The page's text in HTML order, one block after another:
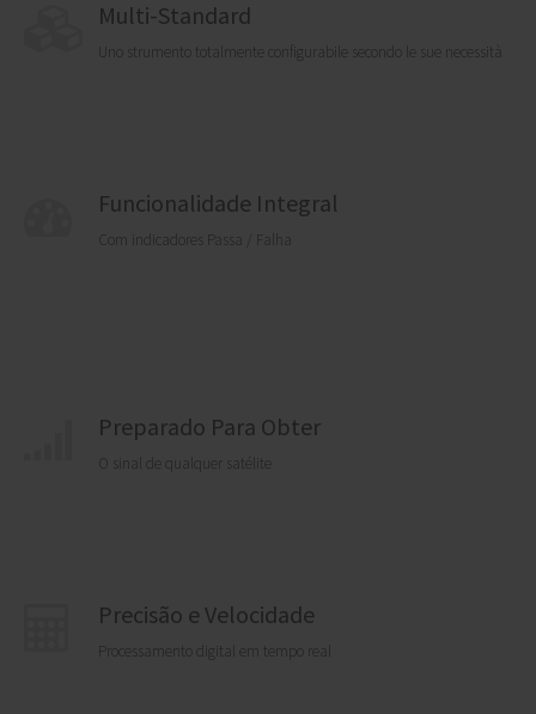
Multi-Standard
Uno strumento totalmente configurabile secondo le sue necessità
Funcionalidade Integral
Com indicadores Passa / Falha
Preparado Para Obter
O sinal de qualquer satélite
Precisão e Velocidade
Processamento digital em tempo real